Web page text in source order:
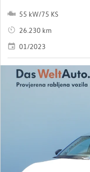
55 kW/75 KS
26.230 km
01/2023